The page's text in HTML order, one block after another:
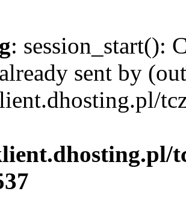
: session_start():
sent by